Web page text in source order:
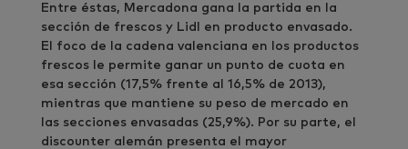
Entre éstas, Mercadona gana la partida en la
sección de frescos y Lidl en producto envasado.
El foco de la cadena valenciana en los productos
frescos le permite ganar un punto de cuota en
esa sección (17,5% frente al 16,5% de 2013),
mientras que mantiene su peso de mercado en
las secciones envasadas (25,9%). Por su parte, el
discounter alemán presenta el mayor